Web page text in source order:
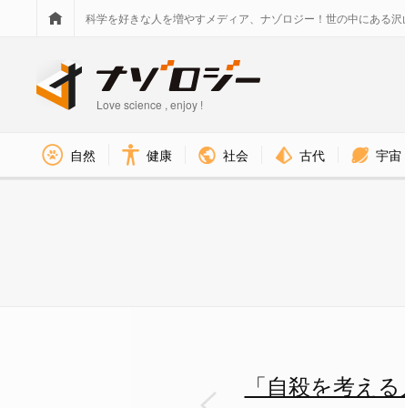
科学を好きな人を増やすメディア、ナゾロジー！世の中にある沢
Love science , enjoy !
自然 健康 社会 古代 宇宙
「自殺を考え